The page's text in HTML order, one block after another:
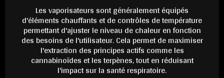
Les vaporisateurs sont généralement équipés
d'éléments chauffants et de contrôles de température
permettant d'ajuster le niveau de chaleur en fonction
des besoins de l'utilisateur. Cela permet de maximiser
l'extraction des principes actifs comme les
cannabinoïdes et les terpènes, tout en réduisant
l'impact sur la santé respiratoire.